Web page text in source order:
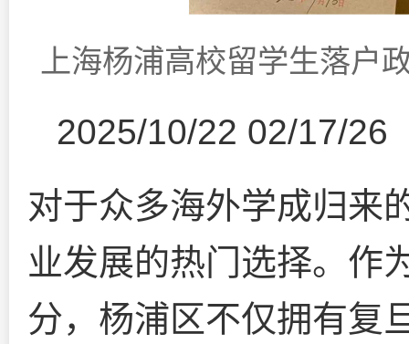
上海杨浦高校留学生落户
2025/10/22 02/17/26
对于众多海外学成归来
业发展的热门选择。作
分，杨浦区不仅拥有复